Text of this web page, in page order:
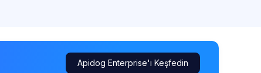
Apidog Enterprise'ı Keşfedin